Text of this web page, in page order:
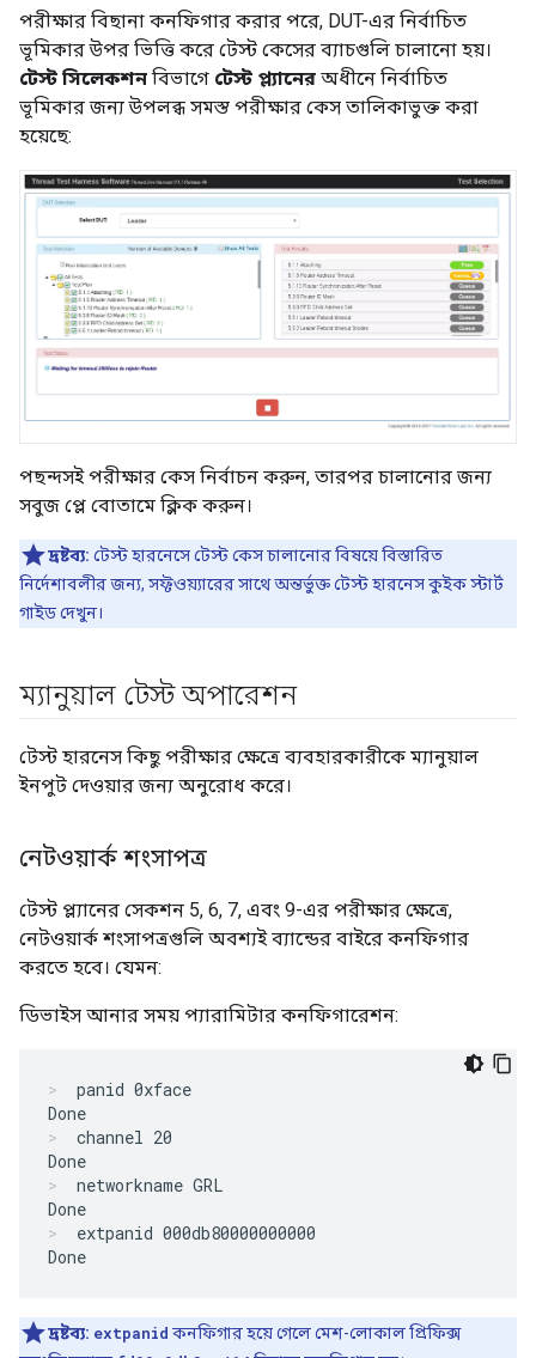
পরীক্ষার বিছানা কনফিগার করার পরে, DUT-এর নির্বাচিত
ভূমিকার উপর ভিত্তি করে টেস্ট কেসের ব্যাচগুলি চালানো হয়।
টেস্ট সিলেকশন বিভাগে টেস্ট প্ল্যানের অধীনে নির্বাচিত
ভূমিকার জন্য উপলব্ধ সমস্ত পরীক্ষার কেস তালিকাভুক্ত করা
হয়েছে:
পছন্দসই পরীক্ষার কেস নির্বাচন করুন, তারপর চালানোর জন্য
সবুজ প্লে বোতামে ক্লিক করুন।
দ্রষ্টব্য: টেস্ট হারনেসে টেস্ট কেস চালানোর বিষয়ে বিস্তারিত
নির্দেশাবলীর জন্য, সফ্টওয়্যারের সাথে অন্তর্ভুক্ত টেস্ট হারনেস কুইক স্টার্ট
গাইড দেখুন।
ম্যানুয়াল টেস্ট অপারেশন
টেস্ট হারনেস কিছু পরীক্ষার ক্ষেত্রে ব্যবহারকারীকে ম্যানুয়াল
ইনপুট দেওয়ার জন্য অনুরোধ করে।
নেটওয়ার্ক শংসাপত্র
টেস্ট প্ল্যানের সেকশন 5, 6, 7, এবং 9-এর পরীক্ষার ক্ষেত্রে,
নেটওয়ার্ক শংসাপত্রগুলি অবশ্যই ব্যান্ডের বাইরে কনফিগার
করতে হবে। যেমন:
ডিভাইস আনার সময় প্যারামিটার কনফিগারেশন:
panid 0xface
Done
channel 20
Done
networkname GRL
Done
extpanid 000db80000000000
Done
দ্রষ্টব্য: extpanid কনফিগার হয়ে গেলে মেশ-লোকাল প্রিফিক্স